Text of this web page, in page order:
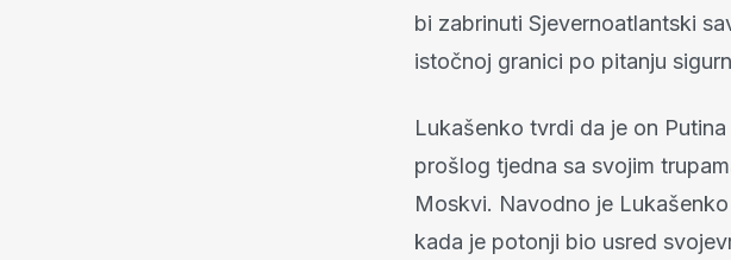
bi zabrinuti Sjevernoatlantski
istočnoj granici po pitanju
Lukašenko tvrdi da je on
prošlog tjedna sa svojim
Moskvi. Navodno je
kada je potonji bio usred